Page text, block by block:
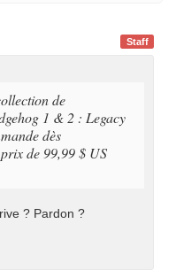
Staff
de
1 & 2 : Legacy
dès
de 99,99 $ US
? Pardon ?